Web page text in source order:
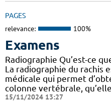
PAGES
relevance: 100%
Examens
Radiographie Qu’est-ce
La radiographie du rachis
médicale qui permet
colonne vertébrale,
15/11/2024 13:27